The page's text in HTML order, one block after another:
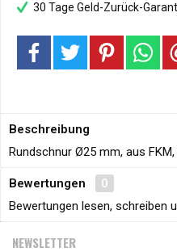
30 Tage Geld-Zurück-
Beschreibung
Rundschnur Ø25 mm, aus
Bewertungen
0
Bewertungen lesen, schreiben
NEWSLETTER